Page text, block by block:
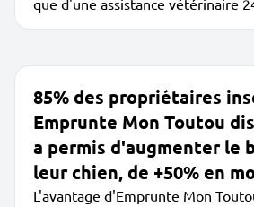
que d'une assistance vétérinaire
85% des propriétaires
Emprunte Mon Toutou
a permis d'augmenter le
leur chien, de +50% en
L'avantage d'Emprunte Mon